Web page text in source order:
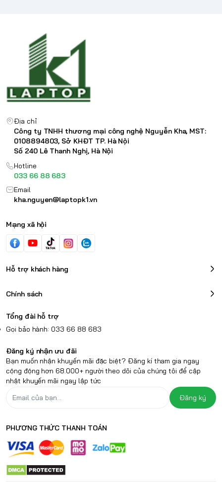
Địa chỉ
Công ty TNHH thương mại công nghệ Nguyễn Kha, MST:
0108894803, Sở KHĐT TP. Hà Nội
Số 240 Lê Thanh Nghị, Hà Nội
Hotline
033 66 88 683
Email
kha.nguyen@laptopk1.vn
Mạng xã hội
Hỗ trợ khách hàng
Chính sách
Tổng đài hỗ trợ
Gọi bảo hành: 033 66 88 683
Đăng ký nhận ưu đãi
Bạn muốn nhận khuyến mãi đặc biệt? Đăng kí tham gia ngay
cộng động hơn 68.000+ người theo dõi của chúng tôi để cập
nhật khuyến mãi ngay lập tức
Đăng ký
PHƯƠNG THỨC THANH TOÁN